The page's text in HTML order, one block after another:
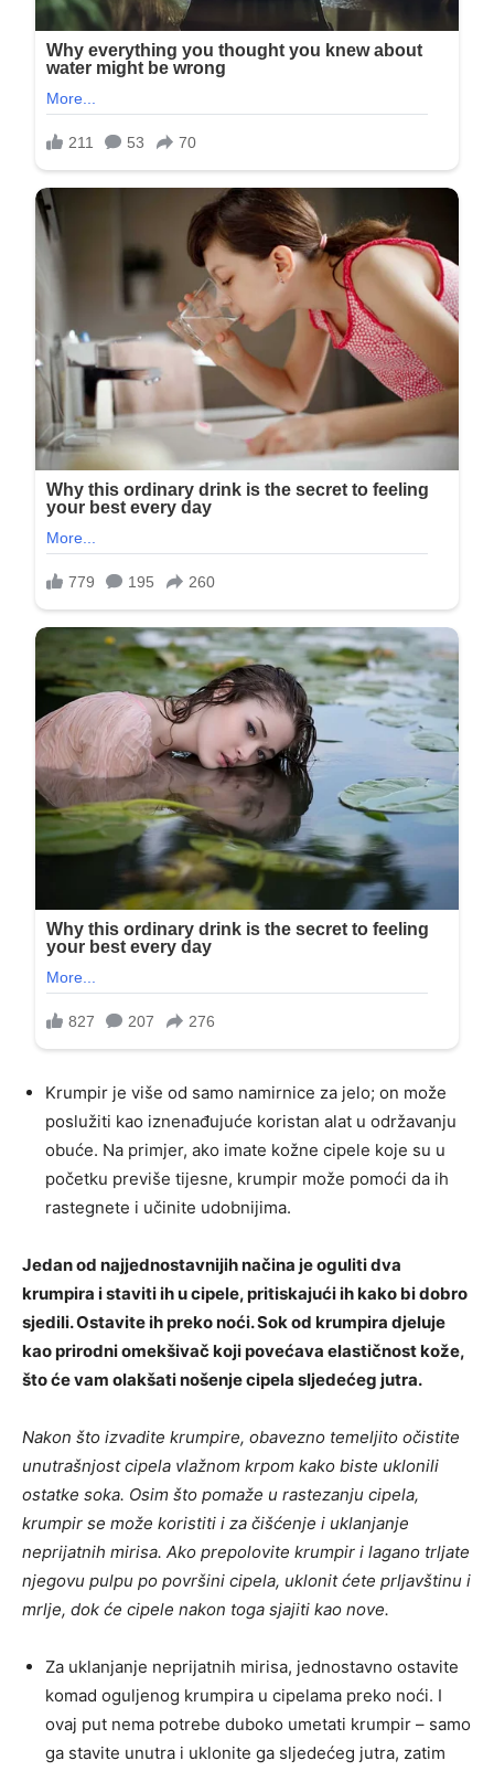
Krumpir je više od samo namirnice za jelo; on može
poslužiti kao iznenađujuće koristan alat u održavanju
obuće. Na primjer, ako imate kožne cipele koje su u
početku previše tijesne, krumpir može pomoći da ih
rastegnete i učinite udobnijima.
Jedan od najjednostavnijih načina je oguliti dva
krumpira i staviti ih u cipele, pritiskajući ih kako bi dobro
sjedili. Ostavite ih preko noći. Sok od krumpira djeluje
kao prirodni omekšivač koji povećava elastičnost kože,
što će vam olakšati nošenje cipela sljedećeg jutra.
Nakon što izvadite krumpire, obavezno temeljito očistite
unutrašnjost cipela vlažnom krpom kako biste uklonili
ostatke soka. Osim što pomaže u rastezanju cipela,
krumpir se može koristiti i za čišćenje i uklanjanje
neprijatnih mirisa. Ako prepolovite krumpir i lagano trljate
njegovu pulpu po površini cipela, uklonit ćete prljavštinu i
mrlje, dok će cipele nakon toga sjajiti kao nove.
Za uklanjanje neprijatnih mirisa, jednostavno ostavite
komad oguljenog krumpira u cipelama preko noći. I
ovaj put nema potrebe duboko umetati krumpir – samo
ga stavite unutra i uklonite ga sljedećeg jutra, zatim